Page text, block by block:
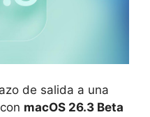
de salida a una
macOS 26.3 Beta